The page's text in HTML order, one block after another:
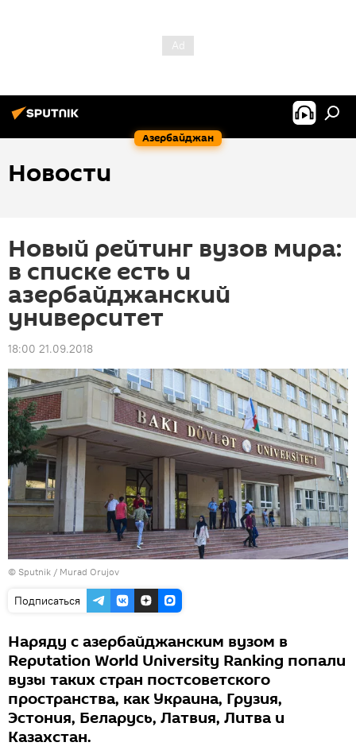
Азербайджан
Новости
Новый рейтинг вузов мира:
в списке есть и
азербайджанский
университет
18:00 21.09.2018
© Sputnik / Murad Orujov
Подписаться
Наряду с азербайджанским вузом в
Reputation World University Ranking попали
вузы таких стран постсоветского
пространства, как Украина, Грузия,
Эстония, Беларусь, Латвия, Литва и
Казахстан.